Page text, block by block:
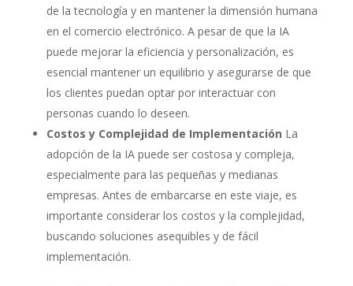
de la tecnología y en mantener la dimensión humana
en el comercio electrónico. A pesar de que la IA
puede mejorar la eficiencia y personalización, es
esencial mantener un equilibrio y asegurarse de que
los clientes puedan optar por interactuar con
personas cuando lo deseen.
Costos y Complejidad de Implementación La
adopción de la IA puede ser costosa y compleja,
especialmente para las pequeñas y medianas
empresas. Antes de embarcarse en este viaje, es
importante considerar los costos y la complejidad,
buscando soluciones asequibles y de fácil
implementación.